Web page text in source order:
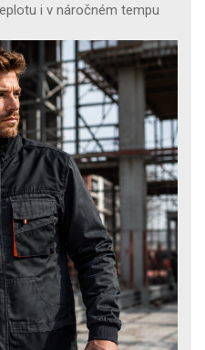
i v náročném tempu